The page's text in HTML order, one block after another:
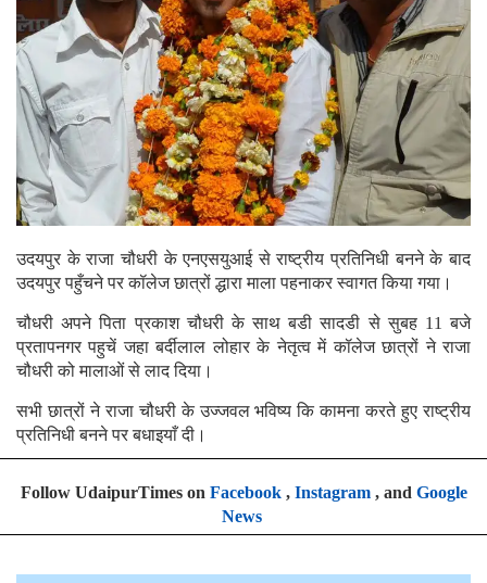
उदयपुर के राजा चौधरी के एनएसयुआई से राष्ट्रीय प्रतिनिधी बनने के बाद
उदयपुर पहुँचने पर कॉलेज छात्रों द्धारा माला पहनाकर स्वागत किया गया।
चौधरी अपने पिता प्रकाश चौधरी के साथ बडी सादडी से सुबह 11 बजे
प्रतापनगर पहुचें जहा बर्दीलाल लोहार के नेतृत्व में कॉलेज छात्रों ने राजा
चौधरी को मालाओं से लाद दिया।
सभी छात्रों ने राजा चौधरी के उज्जवल भविष्य कि कामना करते हुए राष्ट्रीय
प्रतिनिधी बनने पर बधाइयाँ दी।
Follow UdaipurTimes on Facebook, Instagram, and Google
News